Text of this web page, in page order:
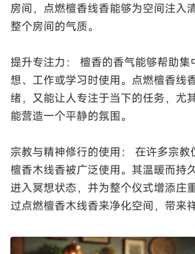
房间，点燃檀香线香能够为空间注入
整个房间的气质。
提升专注力： 檀香的香气能够帮助集
想、工作或学习时使用。点燃檀香线
绪，又能让人专注于当下的任务，尤
能营造一个平静的氛围。
宗教与精神修行的使用： 在许多宗教
檀香木线香被广泛使用。其温暖而持
进入冥想状态，并为整个仪式增添庄
过点燃檀香木线香来净化空间，带来